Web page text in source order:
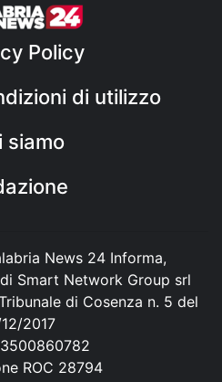
Policy
di utilizzo
siamo
News 24 Informa,
Smart Network Group srl
di Cosenza n. 5 del
2017
ROC 28794